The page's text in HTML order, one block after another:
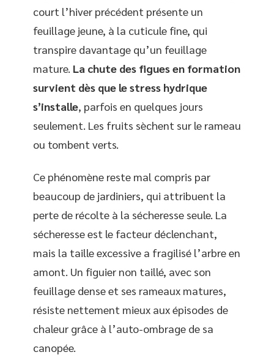
court l’hiver précédent présente un
feuillage jeune, à la cuticule fine, qui
transpire davantage qu’un feuillage
mature. La chute des figues en formation
survient dès que le stress hydrique
s’installe, parfois en quelques jours
seulement. Les fruits sèchent sur le rameau
ou tombent verts.
Ce phénomène reste mal compris par
beaucoup de jardiniers, qui attribuent la
perte de récolte à la sécheresse seule. La
sécheresse est le facteur déclenchant,
mais la taille excessive a fragilisé l’arbre en
amont. Un figuier non taillé, avec son
feuillage dense et ses rameaux matures,
résiste nettement mieux aux épisodes de
chaleur grâce à l’auto-ombrage de sa
canopée.